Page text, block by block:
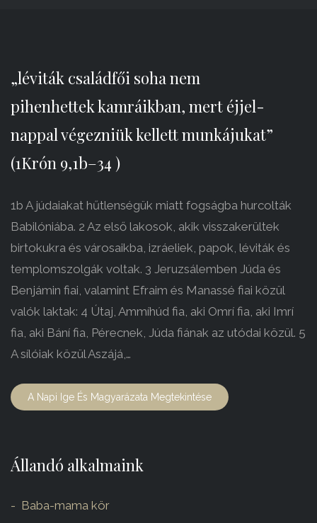
„léviták családfői soha nem
pihenhettek kamráikban, mert éjjel-
nappal végezniük kellett munkájukat”
(1Krón 9,1b–34 )
1b A júdaiakat hűtlenségük miatt fogságba hurcolták
Babilóniába. 2 Az első lakosok, akik visszakerültek
birtokukra és városaikba, izráeliek, papok, léviták és
templomszolgák voltak. 3 Jeruzsálemben Júda és
Benjámin fiai, valamint Efraim és Manassé fiai közül
valók laktak: 4 Útaj, Ammíhúd fia, aki Omrí fia, aki Imrí
fia, aki Bání fia, Pérecnek, Júda fiának az utódai közül. 5
A sílóiak közül Aszájá,…
A Napi Ige És Magyarázata Megtekintése
Állandó alkalmaink
Baba-mama kör